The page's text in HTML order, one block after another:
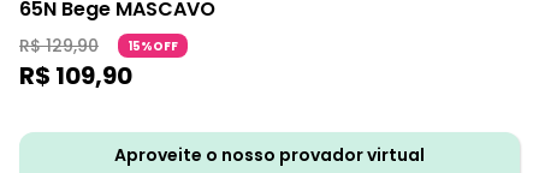
65N Bege MASCAVO
R$ 129,90 15%OFF
R$ 109,90
Aproveite o nosso provador virtual